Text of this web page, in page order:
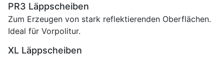
PR3 Läppscheiben
Zum Erzeugen von stark reflektierenden Oberflächen.
Ideal für Vorpolitur.
XL Läppscheiben